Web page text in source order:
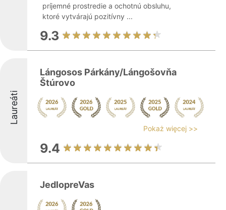
príjemné prostredie a ochotnú obsluhu,
ktoré vytvárajú pozitívny ...
9.3
Laureáti
Lángosos Párkány/Lángošovňa
Štúrovo
Pokaż więcej >>
9.4
JedlopreVas